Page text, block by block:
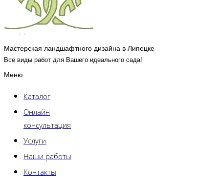
Мастерская ландшафтного дизайна в Липецке
Все виды работ для Вашего идеального сада!
Меню
Каталог
Онлайн
консультация
Услуги
Наши работы
Контакты